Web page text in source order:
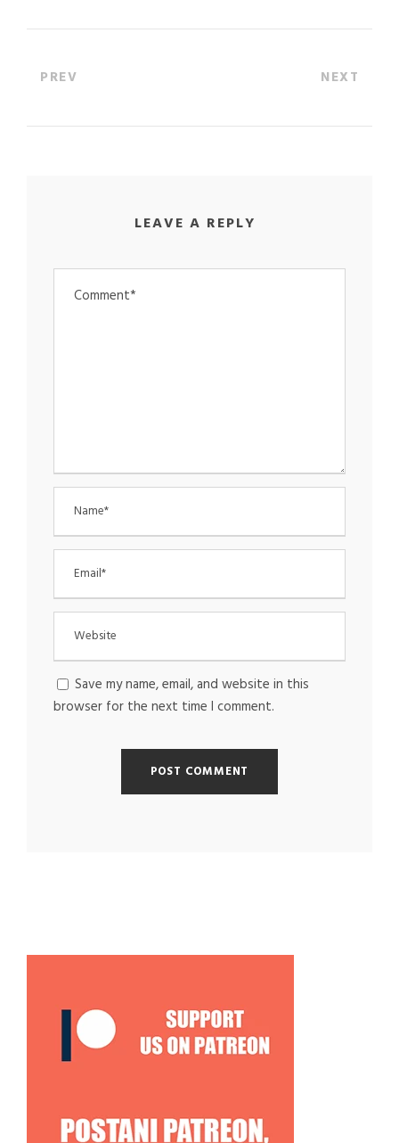
PREV NEXT
LEAVE A REPLY
Save my name, email, and website in this
browser for the next time I comment.